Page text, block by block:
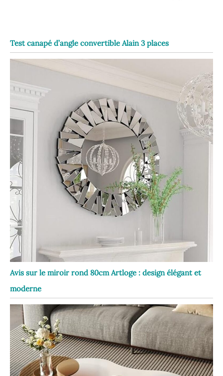
Test canapé d’angle convertible Alain 3 places
Avis sur le miroir rond 80cm Artloge : design élégant et
moderne